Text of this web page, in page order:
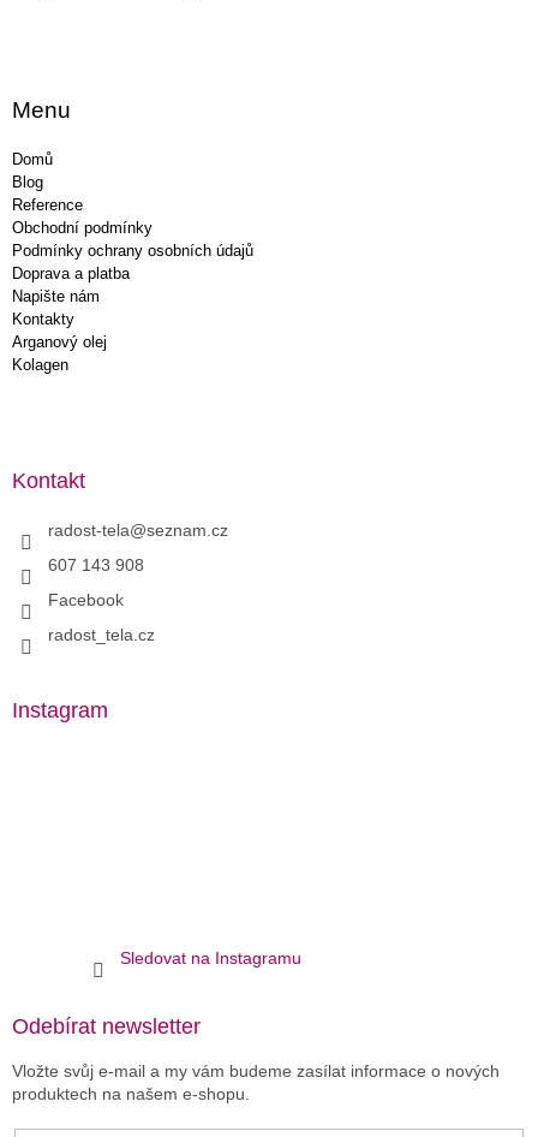
Menu
Domů
Blog
Reference
Obchodní podmínky
Podmínky ochrany osobních údajů
Doprava a platba
Napište nám
Kontakty
Arganový olej
Kolagen
Kontakt
radost-tela@seznam.cz
607 143 908
Facebook
radost_tela.cz
Instagram
Sledovat na Instagramu
Odebírat newsletter
Vložte svůj e-mail a my vám budeme zasílat informace o nových
produktech na našem e-shopu.